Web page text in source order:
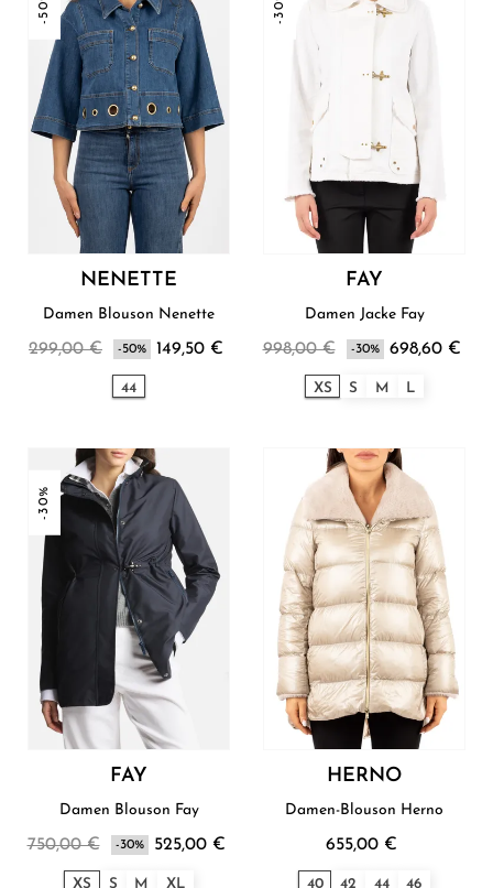
-50%
NENETTE
Damen Blouson Nenette
299,00 € -50% 149,50 €
44
-30%
FAY
Damen Jacke Fay
998,00 € -30% 698,60 €
XS S M L
-30%
FAY
Damen Blouson Fay
750,00 € -30% 525,00 €
XS S M XL
HERNO
Damen-Blouson Herno
655,00 €
40 42 44 46